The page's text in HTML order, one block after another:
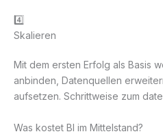
4️⃣
Skalieren
Mit dem ersten Erfolg als Basis
anbinden, Datenquellen
aufsetzen. Schrittweise zum
Was kostet BI im Mittelstand?